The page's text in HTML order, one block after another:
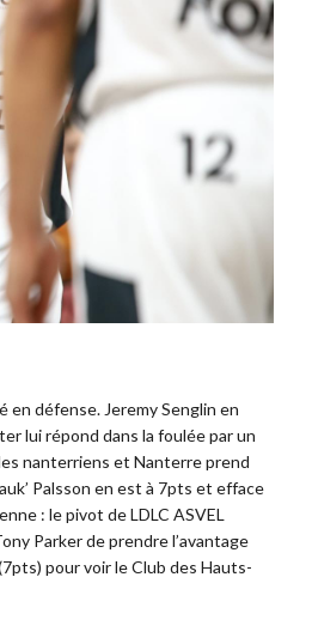
en défense. Jeremy Senglin en
lui répond dans la foulée par un
nanterriens et Nanterre prend
Palsson en est à 7pts et efface
: le pivot de LDLC ASVEL
Parker de prendre l’avantage
pour voir le Club des Hauts-